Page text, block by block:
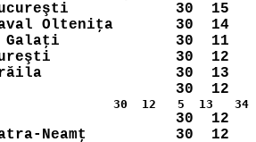
30  15
Olteniţa       30  14
Galaţi             30  11
30  12
30  13
30  12
30  12
Neamţ          30  12